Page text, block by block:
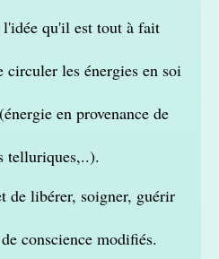
l'idée qu'il est tout à fait
circuler les énergies en soi
(énergie en provenance de
telluriques,..).
de libérer, soigner, guérir
conscience modifiés.